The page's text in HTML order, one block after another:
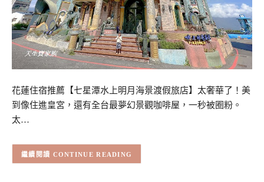
花蓮住宿推薦【七星潭水上明月海景渡假旅店】太奢華了！美
到像住進皇宮，還有全台最夢幻景觀咖啡屋，一秒被圈粉。
太…
CONTINUE READING